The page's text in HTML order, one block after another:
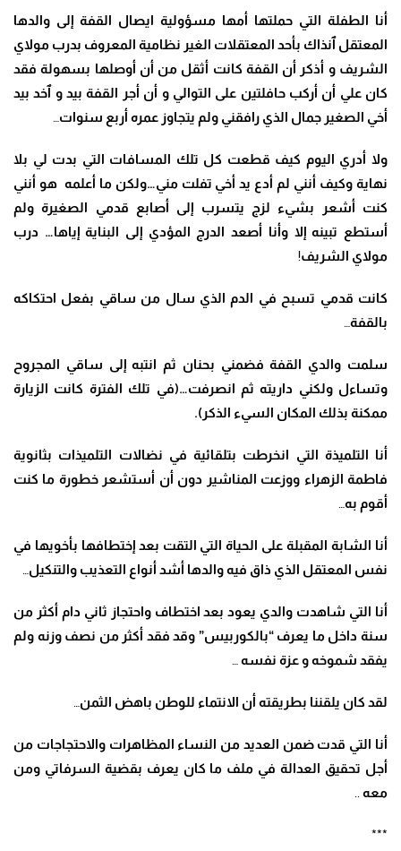
أنا الطفلة التي حملتها أمها مسؤولية ايصال القفة إلى والدها
المعتقل ٱنذاك بأحد المعتقلات الغير نظامية المعروف بدرب مولاي
الشريف و أذكر أن القفة كانت أثقل من أن أوصلها بسهولة فقد
كان علي أن أركب حافلتين على التوالي و أن أجر القفة بيد و ٱخد بيد
أخي الصغير جمال الذي رافقني ولم يتجاوز عمره أربع سنوات
ولا أدري اليوم كيف قطعت كل تلك المسافات التي بدت لي بلا
نهاية وكيف أنني لم أدع يد أخي تفلت مني…ولكن ما أعلمه هو أنني
كنت أشعر بشيء لزج يتسرب إلى أصابع قدمي الصغيرة ولم
أستطع تبينه إلا وأنا أصعد الدرج المؤدي إلى البناية إياها… درب
مولاي الشريف!
كانت قدمي تسبح في الدم الذي سال من ساقي بفعل احتكاكه
بالقفة
سلمت والدي القفة فضمني بحنان ثم انتبه إلى ساقي المجروح
وتساءل ولكني داريته ثم انصرفت…(في تلك الفترة كانت الزيارة
ممكنة بذلك المكان السيء الذكر).
أنا التلميذة التي انخرطت بتلقائية في نضالات التلميذات بثانوية
فاطمة الزهراء ووزعت المناشير دون أن أستشعر خطورة ما كنت
أقوم به
أنا الشابة المقبلة على الحياة التي التقت بعد إختطافها بأخويها في
نفس المعتقل الذي ذاق فيه والدها أشد أنواع التعذيب والتنكيل
أنا التي شاهدت والدي يعود بعد اختطاف واحتجاز ثاني دام أكثر من
سنة داخل ما يعرف “بالكوربيس” وقد فقد أكثر من نصف وزنه ولم
يفقد شموخه و عزة نفسه
لقد كان يلقننا بطريقته أن الانتماء للوطن باهض الثمن
أنا التي قدت ضمن العديد من النساء المظاهرات والاحتجاجات من
أجل تحقيق العدالة في ملف ما كان يعرف بقضية السرفاتي ومن
معه
***